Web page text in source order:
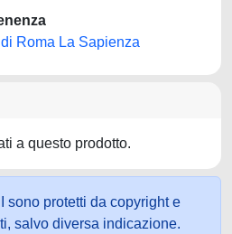
Roma La Sapienza
a questo prodotto.
sono protetti da copyright e
salvo diversa indicazione.